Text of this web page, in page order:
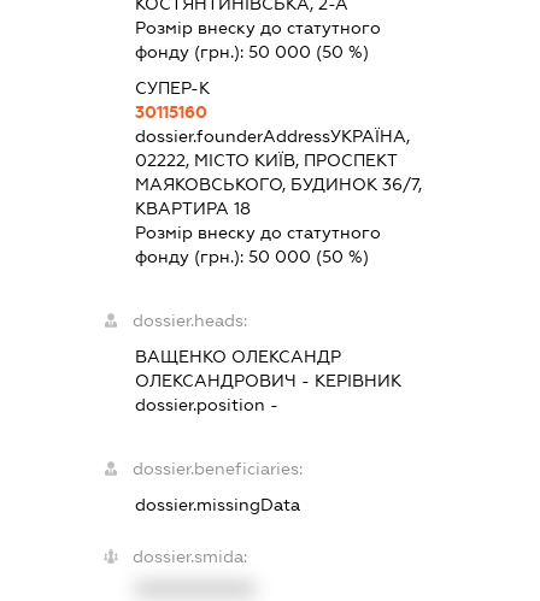
Розмір внеску до статутного
фонду (грн.): 50 000 (50 %)
СУПЕР-К
30115160
dossier.founderAddressУКРАЇНА,
02222, МІСТО КИЇВ, ПРОСПЕКТ
МАЯКОВСЬКОГО, БУДИНОК 36/7,
КВАРТИРА 18
Розмір внеску до статутного
фонду (грн.): 50 000 (50 %)
dossier.heads:
ВАЩЕНКО ОЛЕКСАНДР
ОЛЕКСАНДРОВИЧ - КЕРІВНИК
dossier.position -
dossier.beneficiaries:
dossier.missingData
dossier.smida: